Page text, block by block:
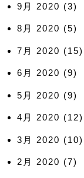
9月 2020 (3)
8月 2020 (5)
7月 2020 (15)
6月 2020 (9)
5月 2020 (9)
4月 2020 (12)
3月 2020 (10)
2月 2020 (7)